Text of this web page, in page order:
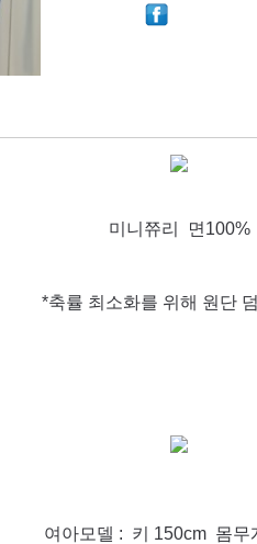
미니쮸리 면100%
*축률 최소화를 위해 원단
여아모델 : 키 150cm 몸무